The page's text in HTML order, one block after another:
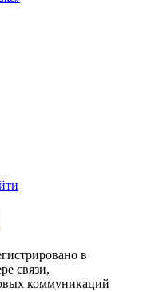
в
связи,
коммуникаций